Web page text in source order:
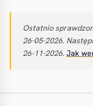
Ostatnio
26-05-2026.
26-11-2026. Jak